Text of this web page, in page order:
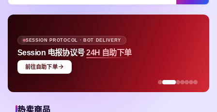
SESSION PROTOCOL · BOT DELIVERY
Session 电报协议号24H 自助下单
前往自助下单
热卖商品